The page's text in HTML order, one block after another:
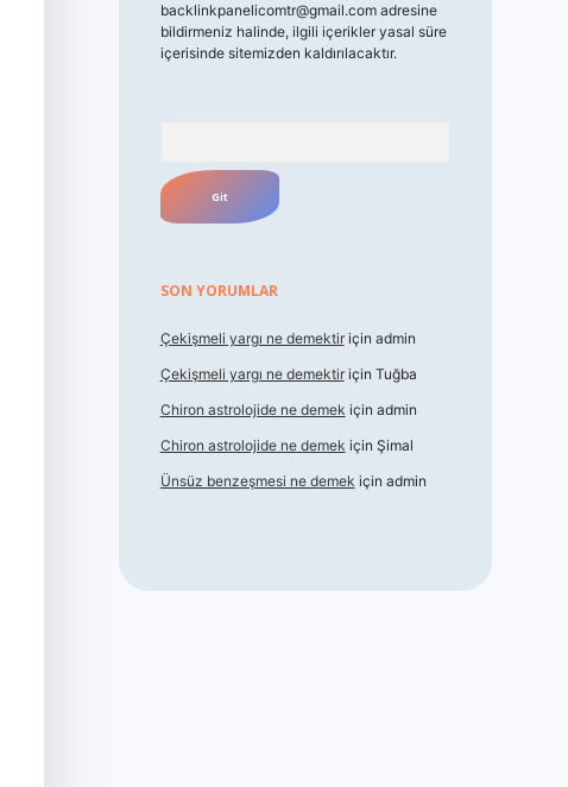
backlinkpanelicomtr@gmail.comadresine
bildirmeniz halinde, ilgili içerikler yasal süre
içerisinde sitemizden kaldırılacaktır.
SON YORUMLAR
Çekişmeli yargı ne demektiriçin admin
Çekişmeli yargı ne demektiriçin Tuğba
Chiron astrolojide ne demek için admin
Chiron astrolojide ne demek için Şimal
Ünsüz benzeşmesi ne demek için admin